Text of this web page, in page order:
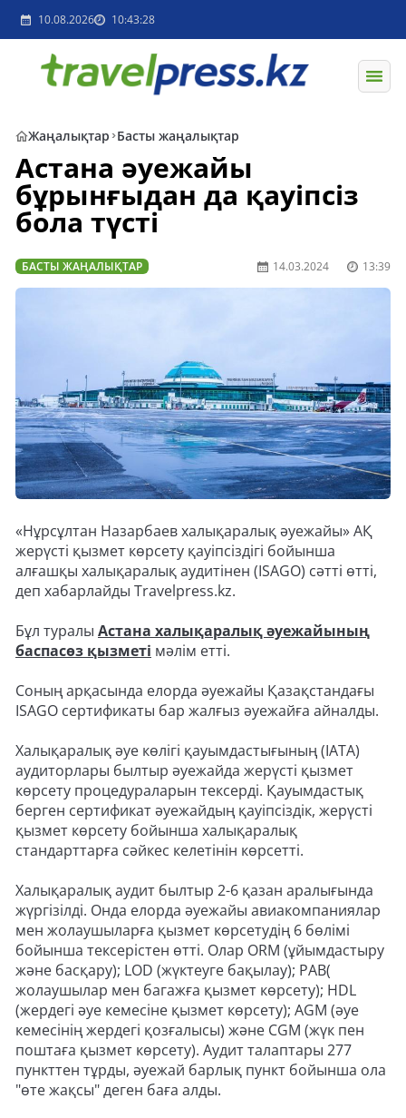
10.08.2026 10:43:28
Жаңалықтар Басты жаңалықтар
Астана әуежайы
бұрынғыдан да қауіпсіз
бола түсті
БАСТЫ ЖАҢАЛЫҚТАР 14.03.2024 13:39
«Нұрсұлтан Назарбаев халықаралық әуежайы» АҚ
жерүсті қызмет көрсету қауіпсіздігі бойынша
алғашқы халықаралық аудитінен (ISAGO) сәтті өтті,
деп хабарлайды Travelpress.kz.
Бұл туралы Астана халықаралық әуежайының
баспасөз қызметі мәлім етті.
Соның арқасында елорда әуежайы Қазақстандағы
ISAGO сертификаты бар жалғыз әуежайға айналды.
Халықаралық әуе көлігі қауымдастығының (IATA)
аудиторлары былтыр әуежайда жерүсті қызмет
көрсету процедураларын тексерді. Қауымдастық
берген сертификат әуежайдың қауіпсіздік, жерүсті
қызмет көрсету бойынша халықаралық
стандарттарға сәйкес келетінін көрсетті.
Халықаралық аудит былтыр 2-6 қазан аралығында
жүргізілді. Онда елорда әуежайы авиакомпаниялар
мен жолаушыларға қызмет көрсетудің 6 бөлімі
бойынша тексерістен өтті. Олар ORM (ұйымдастыру
және басқару); LOD (жүктеуге бақылау); PAB(
жолаушылар мен багажға қызмет көрсету); HDL
(жердегі әуе кемесіне қызмет көрсету); AGM (әуе
кемесінің жердегі қозғалысы) және CGM (жүк пен
поштаға қызмет көрсету). Аудит талаптары 277
пункттен тұрды, әуежай барлық пункт бойынша ола
"өте жақсы" деген баға алды.